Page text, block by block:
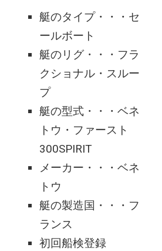
艇のタイプ・・・セ
ールボート
艇のリグ・・・フラ
クショナル・スルー
プ
艇の型式・・・ベネ
トウ・ファースト
300SPIRIT
メーカー・・・ベネ
トウ
艇の製造国・・・フ
ランス
初回船検登録